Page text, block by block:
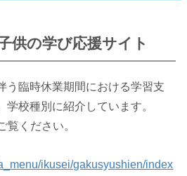
供の学び応援サイト
う臨時休業期間における学習支
校種別に紹介しています。
覧ください。
ikusei/gakusyushien/index